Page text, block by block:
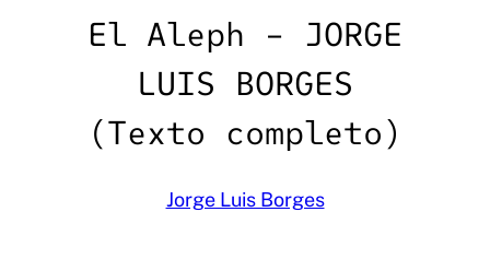
El Aleph – JORGE
LUIS BORGES
(Texto completo)
Jorge Luis Borges